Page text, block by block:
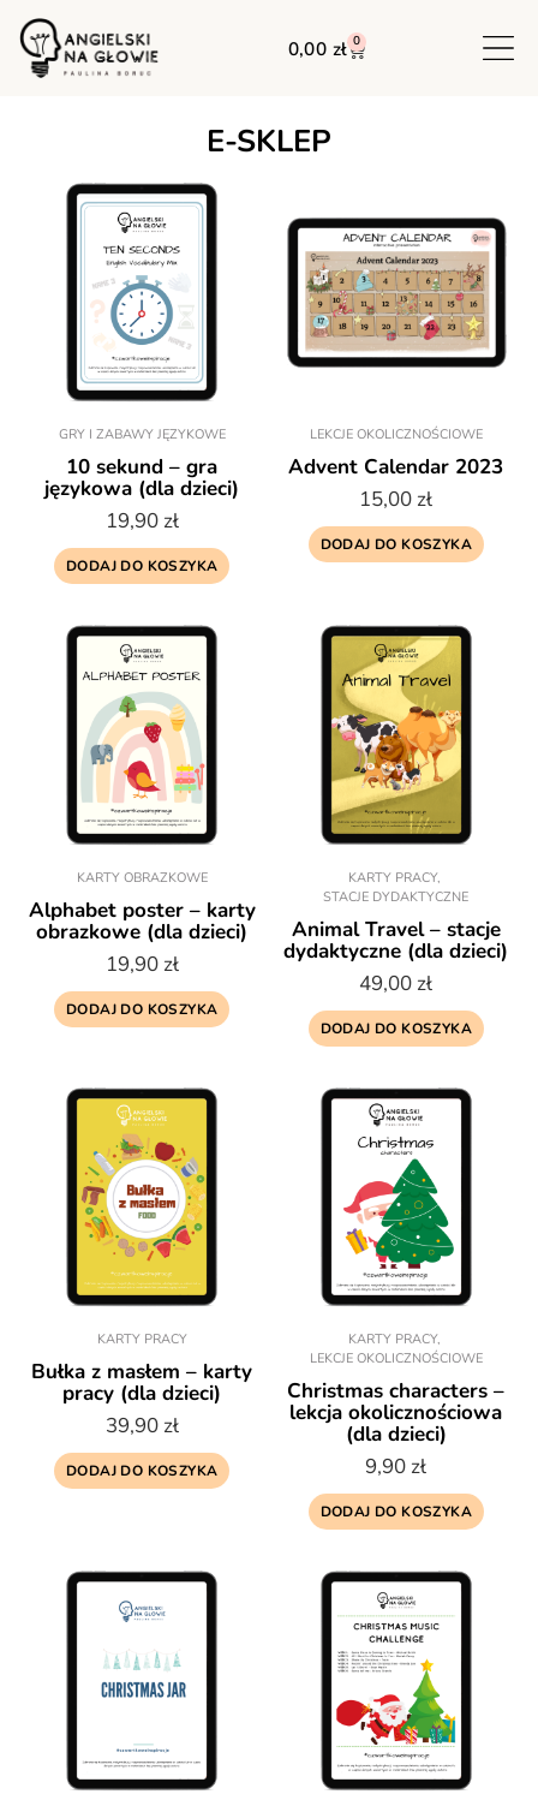
0,00 zł 0
E-SKLEP
GRY I ZABAWY JĘZYKOWE
10 sekund – gra
językowa (dla dzieci)
19,90 zł
DODAJ DO KOSZYKA
LEKCJE OKOLICZNOŚCIOWE
Advent Calendar 2023
15,00 zł
DODAJ DO KOSZYKA
KARTY OBRAZKOWE
Alphabet poster – karty
obrazkowe (dla dzieci)
19,90 zł
DODAJ DO KOSZYKA
KARTY PRACY,
STACJE DYDAKTYCZNE
Animal Travel – stacje
dydaktyczne (dla dzieci)
49,00 zł
DODAJ DO KOSZYKA
KARTY PRACY
Bułka z masłem – karty
pracy (dla dzieci)
39,90 zł
DODAJ DO KOSZYKA
KARTY PRACY,
LEKCJE OKOLICZNOŚCIOWE
Christmas characters –
lekcja okolicznościowa
(dla dzieci)
9,90 zł
DODAJ DO KOSZYKA